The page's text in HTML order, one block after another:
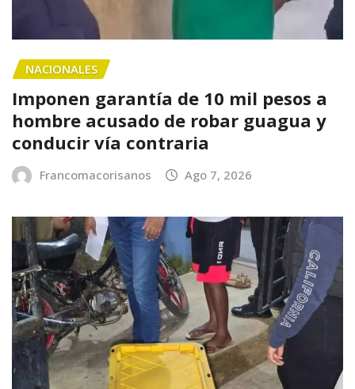
NACIONALES
Imponen garantía de 10 mil pesos a
hombre acusado de robar guagua y
conducir vía contraria
Francomacorisanos Ago 7, 2026